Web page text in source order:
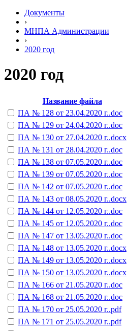
Документы
›
МНПА Администрации
›
2020 год
2020 год
Название файла
ПА № 128 от 23.04.2020 г..doc
ПА № 129 от 24.04.2020 г..doc
ПА № 130 от 27.04.2020 г..docx
ПА № 131 от 28.04.2020 г..doc
ПА № 138 от 07.05.2020 г..doc
ПА № 139 от 07.05.2020 г..doc
ПА № 142 от 07.05.2020 г..doc
ПА № 143 от 08.05.2020 г..docx
ПА № 144 от 12.05.2020 г..doc
ПА № 145 от 12.05.2020 г..doc
ПА № 147 от 13.05.2020 г..doc
ПА № 148 от 13.05.2020 г..docx
ПА № 149 от 13.05.2020 г..docx
ПА № 150 от 13.05.2020 г..docx
ПА № 166 от 21.05.2020 г..doc
ПА № 168 от 21.05.2020 г..doc
ПА № 170 от 25.05.2020 г..pdf
ПА № 171 от 25.05.2020 г..pdf